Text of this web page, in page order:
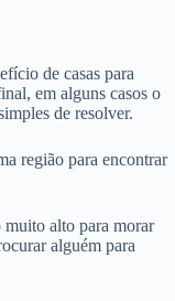
de casas para
em alguns casos o
de resolver.
região para encontrar
muito alto para morar
alguém para